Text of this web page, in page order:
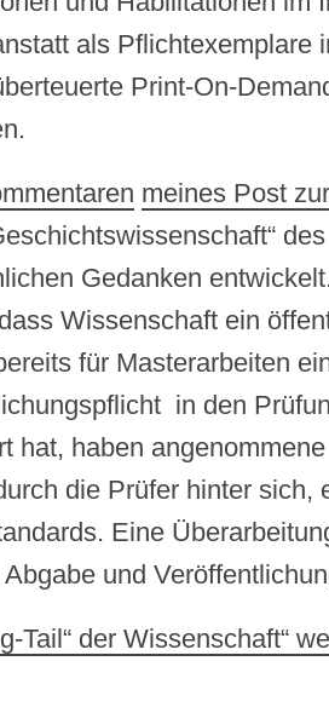
als Pflichtexemplare
Print-On-
meines Post
Gedanken
Wissenschaft ein
für Masterarbeiten
in den
hat, haben
die Prüfer hinter
Eine
und
Tail“ der Wissenschaft“